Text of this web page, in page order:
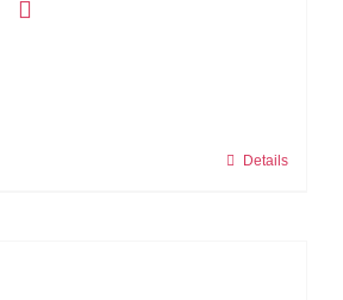
Details